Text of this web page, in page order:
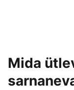
Mida